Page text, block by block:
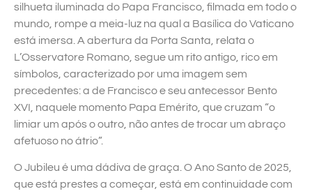
silhueta iluminada do Papa Francisco, filmada em todo o
mundo, rompe a meia-luz na qual a Basílica do Vaticano
está imersa. A abertura da Porta Santa, relata o
L’Osservatore Romano, segue um rito antigo, rico em
símbolos, caracterizado por uma imagem sem
precedentes: a de Francisco e seu antecessor Bento
XVI, naquele momento Papa Emérito, que cruzam “o
limiar um após o outro, não antes de trocar um abraço
afetuoso no átrio”.
O Jubileu é uma dádiva de graça. O Ano Santo de 2025,
que está prestes a começar, está em continuidade com